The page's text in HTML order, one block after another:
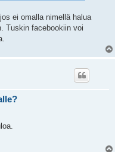
ei omalla nimellä halua
Tuskin facebookiin voi